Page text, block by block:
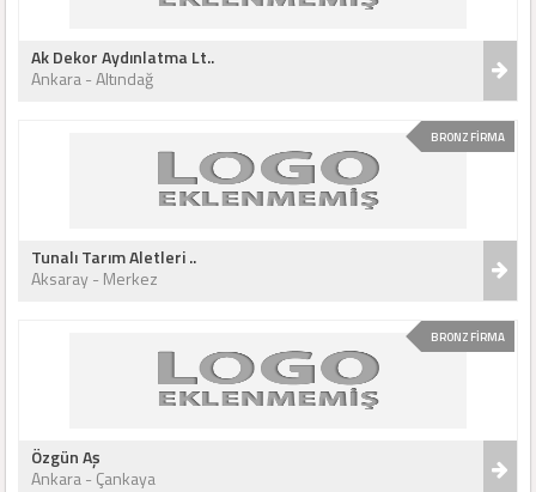
Ak Dekor Aydınlatma Lt..
Ankara - Altındağ
BRONZ FİRMA
Tunalı Tarım Aletleri ..
Aksaray - Merkez
BRONZ FİRMA
Özgün Aş
Ankara - Çankaya